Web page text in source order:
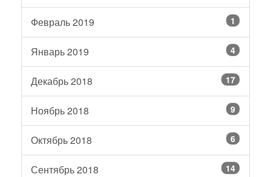
Февраль 2019 1
Январь 2019 4
Декабрь 2018 17
Ноябрь 2018 9
Октябрь 2018 6
Сентябрь 2018 14